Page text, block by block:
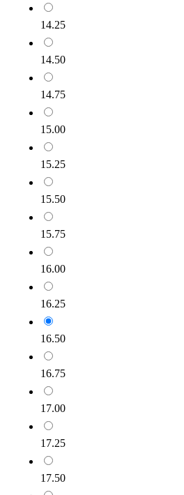
14.25
14.50
14.75
15.00
15.25
15.50
15.75
16.00
16.25
16.50
16.75
17.00
17.25
17.50